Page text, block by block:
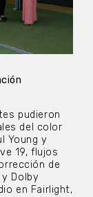
pudieron
del color
Young y
19, flujos
de
Dolby
en Fairlight,